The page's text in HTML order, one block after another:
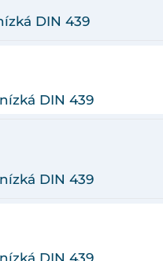
DIN 439
DIN 439
DIN 439
DIN 439